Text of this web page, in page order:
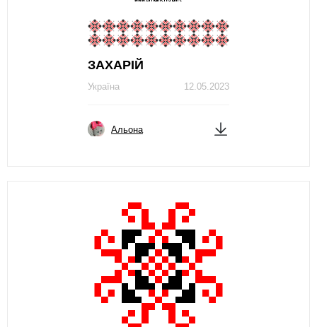
ЗAХAРIЙ
12.05.2023
Україна
Альона